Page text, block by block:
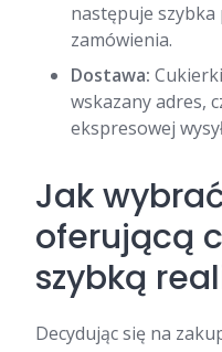
następuje
zamówienia.
Dostawa:
wskazany adres,
ekspresowej
Jak
oferującą
szybką
Decydując się na